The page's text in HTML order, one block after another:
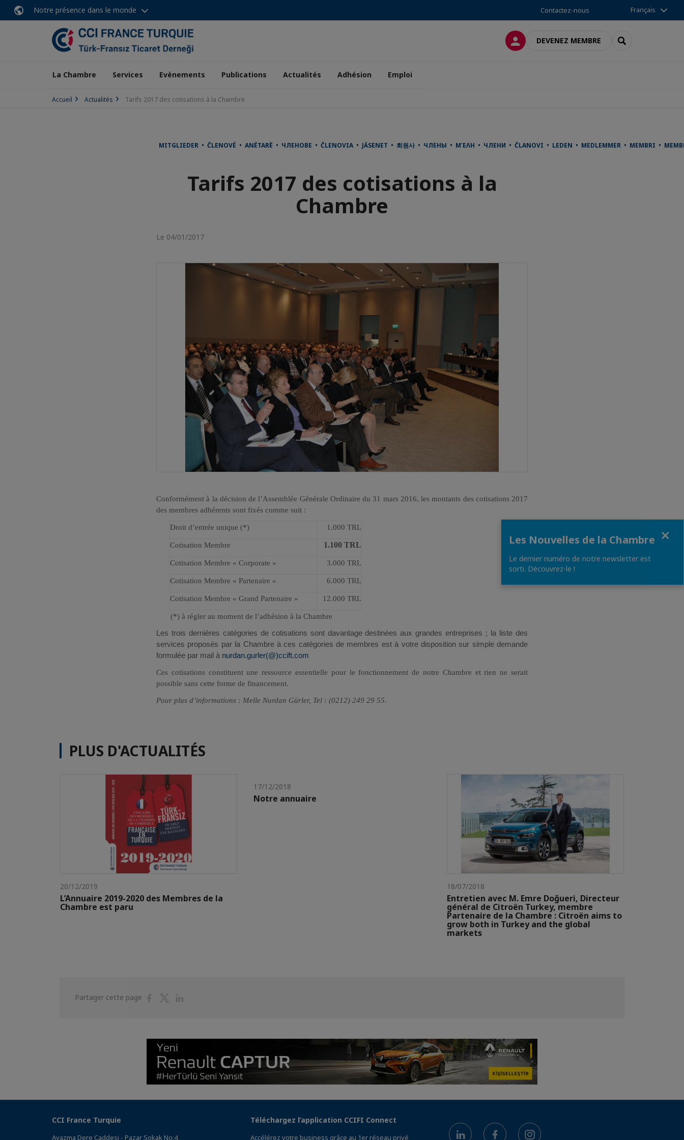
Notre présence dans le monde Contactez-nous Français
CONNEXIONDEVENEZ MEMBRE RECHERCHER
La Chambre Services Evènements Publications Actualités Adhésion Emploi
Accueil Actualités Tarifs 2017 des cotisations à la Chambre
MITGLIEDER • ČLENOVÉ • ANËTARË • ЧЛЕНОВЕ • ČLENOVIA • JÄSENET • 회원사 • ЧЛЕНЫ • ΜΈΛΗ • ЧЛЕНИ • ČLANOVI • LEDEN • MEDLEMMER • MEMBRI •
Tarifs 2017 des cotisations à la
Chambre
Le 04/01/2017
Conformément à la décision de l’Assemblée Générale Ordinaire du 31 mars 2016, les montants des cotisations 2017
des membres adhérents sont fixés comme suit :
Droit d’entrée unique (*) 1.000 TRL
Cotisation Membre 1.100 TRL
Cotisation Membre « Corporate » 3.000 TRL
Cotisation Membre « Partenaire » 6.000 TRL
Cotisation Membre « Grand Partenaire » 12.000 TRL
(*) à régler au moment de l’adhésion à la Chambre
Les trois dernières catégories de cotisations sont davantage destinées aux grandes entreprises ; la liste des
services proposés par la Chambre à ces catégories de membres est à votre disposition sur simple demande
formulée par mail à nurdan.gurler(@)ccift.com
Ces cotisations constituent une ressource essentielle pour le fonctionnement de notre Chambre et rien ne serait
possible sans cette forme de financement.
Pour plus d’informations : Melle Nurdan Gürler, Tel : (0212) 249 29 55.
PLUS D'ACTUALITÉS
20/12/2019
L’Annuaire 2019-2020 des Membres de la
Chambre est paru
17/12/2018
Notre annuaire
18/07/2018
Entretien avec M. Emre Doğueri, Directeur
général de Citroën Turkey, membre
Partenaire de la Chambre : Citroën aims to
grow both in Turkey and the global
markets
Partager cette page
PartagerPartager
CCI France Turquie
Ayazma Dere Caddesi - Pazar Sokak No:4
Téléchargez l’application CCIFI Connect
Accélérez votre business grâce au 1er réseau privé
Les Nouvelles de la Chambre
Le dernier numéro de notre newsletter est
sorti. Découvrez-le !